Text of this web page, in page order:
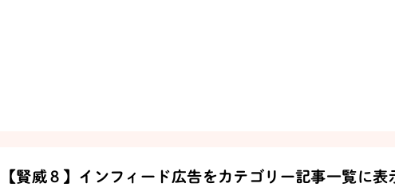
【賢威８】インフィード広告をカテゴリー記事一覧に表